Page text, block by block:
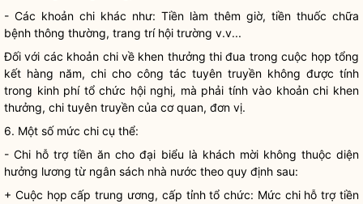
- Các khoản chi khác như: Tiền làm thêm giờ, tiền thuốc chữa
bệnh thông thường, trang trí hội trường v.v...
Đối với các khoản chi về khen thưởng thi đua trong cuộc họp tổng
kết hàng năm, chi cho công tác tuyên truyền không được tính
trong kinh phí tổ chức hội nghị, mà phải tính vào khoản chi khen
thưởng, chi tuyên truyền của cơ quan, đơn vị.
6. Một số mức chi cụ thể:
- Chi hỗ trợ tiền ăn cho đại biểu là khách mời không thuộc diện
hưởng lương từ ngân sách nhà nước theo quy định sau:
+ Cuộc họp cấp trung ương, cấp tỉnh tổ chức: Mức chi hỗ trợ tiền